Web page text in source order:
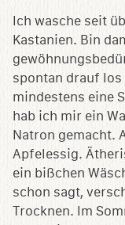
Ich wasche seit
Kastanien. Bin
spontan drauf los
mindestens eine
hab ich mir ein
Natron gemacht.
Apfelessig.
ein bißchen
schon sagt,
Trocknen. Im